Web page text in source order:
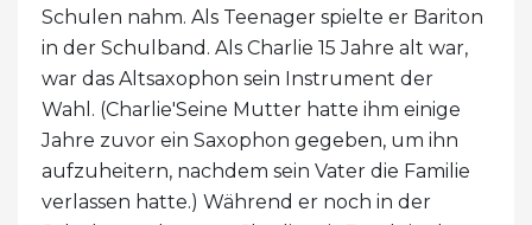
Schulen nahm. Als Teenager spielte er Bariton
in der Schulband. Als Charlie 15 Jahre alt war,
war das Altsaxophon sein Instrument der
Wahl. (Charlie'Seine Mutter hatte ihm einige
Jahre zuvor ein Saxophon gegeben, um ihn
aufzuheitern, nachdem sein Vater die Familie
verlassen hatte.) Während er noch in der